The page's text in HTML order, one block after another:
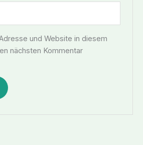
und Website in diesem
nächsten Kommentar